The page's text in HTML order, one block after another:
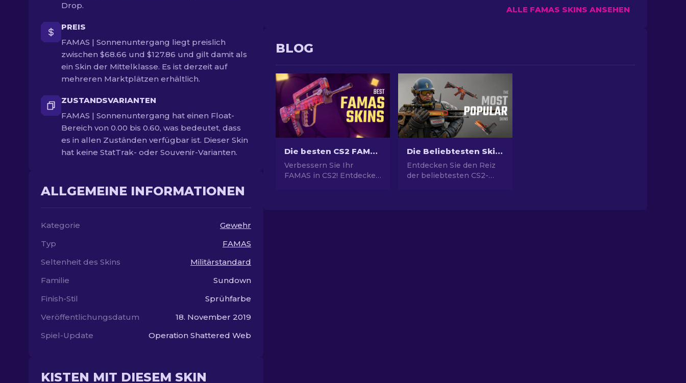
Drop.
PREIS
FAMAS | Sonnenuntergang liegt preislich
zwischen $68.66 und $127.86 und gilt damit als
ein Skin der Mittelklasse. Es ist derzeit auf
mehreren Marktplätzen erhältlich.
ZUSTANDSVARIANTEN
FAMAS | Sonnenuntergang hat einen Float-
Bereich von 0.00 bis 0.60, was bedeutet, dass
es in allen Zuständen verfügbar ist. Dieser Skin
hat keine StatTrak- oder Souvenir-Varianten.
ALLGEMEINE INFORMATIONEN
Kategorie
Gewehr
Typ
FAMAS
Seltenheit des Skins
Militärstandard
Familie
Sundown
Finish-Stil
Sprühfarbe
Veröffentlichungsdatum
18. November 2019
Spiel-Update
Operation Shattered Web
KISTEN MIT DIESEM SKIN
ALLE FAMAS SKINS ANSEHEN
BLOG
Die besten CS2 FAMAS Skins [2026]
Verbessern Sie Ihr
FAMAS in CS2! Entdecken
Die Beliebtesten Skins in CS2
Entdecken Sie den Reiz
der beliebtesten CS2-